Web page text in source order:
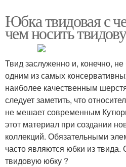
Юбка твидовая с
чем носить
Твид заслуженно и, конечно,
одним из самых
наиболее качественным
следует заметить, что
не мешает современным
этот материал при создании
коллекций. Обязательными
часто являются юбки из
твидовую юбку ?